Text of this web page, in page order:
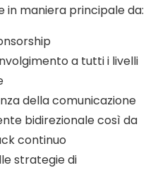
in maniera principale da:
a tutti i livelli
della comunicazione
bidirezionale così da
continuo
strategie di